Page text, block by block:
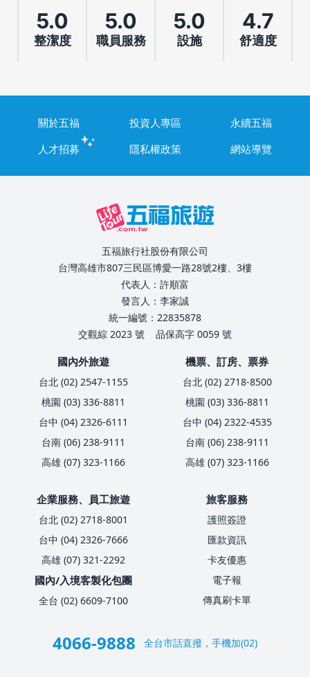
5.0
整潔度
5.0
職員服務
5.0
設施
4.7
舒適度
關於五福 投資人專區
永續五福
人才招募
隱私權政策 網站導覽
五福旅行社股份有限公司
台灣高雄市807三民區博愛一路28號2樓、3樓
代表人：許順富
發言人：李家誠
統一編號：22835878
交觀綜 2023 號
品保高字 0059 號
國內外旅遊
台北 (02) 2547-1155
桃園 (03) 336-8811
台中 (04) 2326-6111
台南 (06) 238-9111
高雄 (07) 323-1166
機票、訂房、票券
台北 (02) 2718-8500
桃園 (03) 336-8811
台中 (04) 2322-4535
台南 (06) 238-9111
高雄 (07) 323-1166
企業服務、員工旅遊
台北 (02) 2718-8001
台中 (04) 2326-7666
高雄 (07) 321-2292
國內/入境客製化包團
全台 (02) 6609-7100
旅客服務
護照簽證
匯款資訊
卡友優惠
電子報
傳真刷卡單
4066-9888 全台市話直撥，手機加(02)